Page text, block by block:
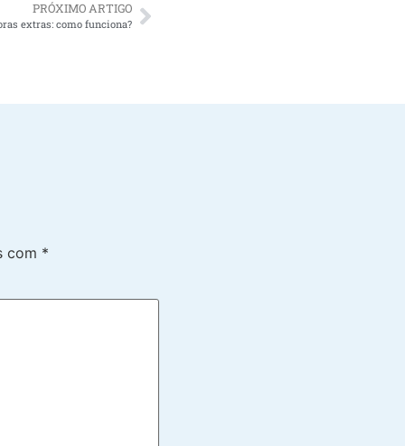
PRÓXIMO ARTIGO
extras: como funciona?
com *